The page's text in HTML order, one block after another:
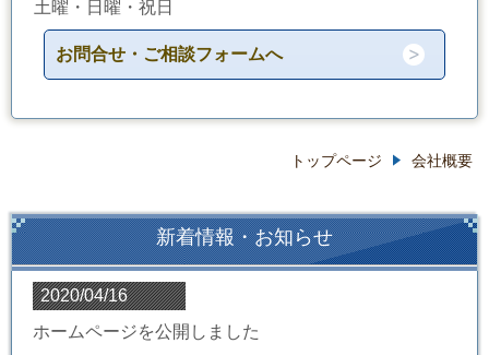
土曜・日曜・祝日
お問合せ・ご相談フォームへ
トップページ 会社概要
新着情報・お知らせ
2020/04/16
ホームページを公開しました